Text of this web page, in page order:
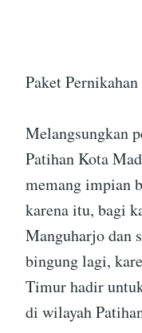
Paket
Melangsungkan
Patihan Kota
memang impian
karena itu, bagi
Manguharjo dan
bingung lagi,
Timur hadir
di wilayah